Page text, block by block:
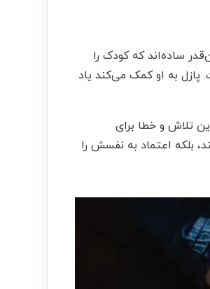
ساده‌اند که کودک را
به او کمک می‌کند یاد
تلاش و خطا برای
بلکه اعتماد به نفسش را